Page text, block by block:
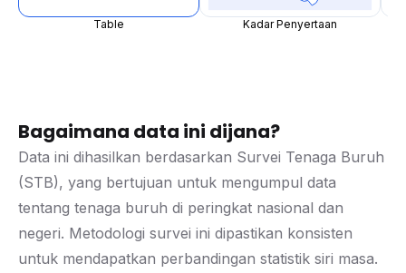
Table Kadar Penyertaan
Bagaimana data ini dijana?
Data ini dihasilkan berdasarkan Survei Tenaga Buruh
(STB), yang bertujuan untuk mengumpul data
tentang tenaga buruh di peringkat nasional dan
negeri. Metodologi survei ini dipastikan konsisten
untuk mendapatkan perbandingan statistik siri masa.